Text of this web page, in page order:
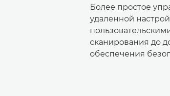
Более простое
удаленной
сканирования до
обеспечения